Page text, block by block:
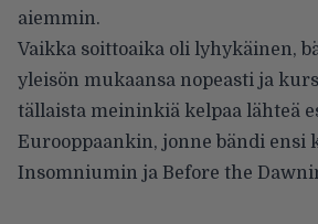
aiemmin.
Vaikka soittoaika oli lyhykäinen,
yleisön mukaansa nopeasti ja
tällaista meininkiä kelpaa lähteä
Eurooppaankin, jonne bändi ensi
Insomniumin ja Before the